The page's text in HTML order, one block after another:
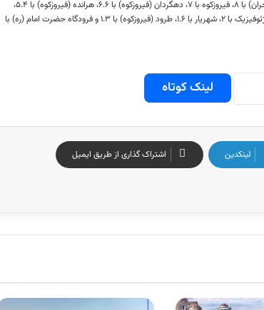
دهگردان(فیروزکوه) با ۶.۶، هرانده
(فیروزکوه) با ۵.۴،
طرود
(فیروزکوه) با ۱.۳ و فرودگاه حضرت امام (ره) با
لینک کوتاه
لینکدین اشتراک گذاری از طریق ایمیل